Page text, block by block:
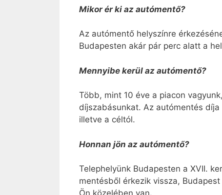
Mikor ér ki az autómentő?
Az autómentő helyszínre
Budapesten akár pár perc alatt a
Mennyibe kerül az autómentő?
Több, mint 10 éve a piacon
díjszabásunkat. Az autómentés
illetve a céltól.
Honnan jön az autómentő?
Telephelyünk Budapesten a XVII.
mentésből érkezik vissza,